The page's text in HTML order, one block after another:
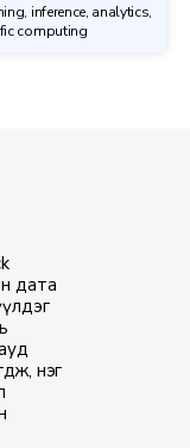
inference, analytics,
computing
дата
нэг